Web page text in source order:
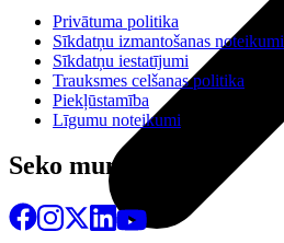
Privātuma politika
Sīkdatņu izmantošanas noteikumi
Sīkdatņu iestatījumi
Trauksmes celšanas politika
Piekļūstamība
Līgumu noteikumi
Seko mums